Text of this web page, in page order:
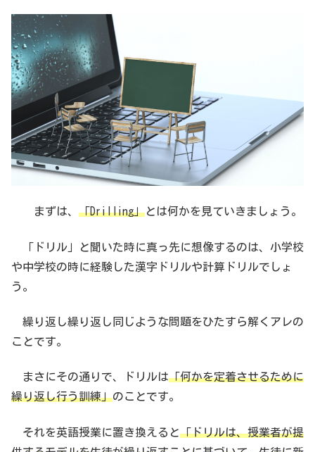
まずは、 「Drilling」とは何かを見ていきましょう。
「ドリル」と聞いた時に真っ先に想像するのは、小学校
や中学校の時に経験した漢字ドリルや計算ドリルでしょ
う。
繰り返し繰り返し同じような問題をひたすら解くアレの
ことです。
まさにその通りで、ドリルは「何かを定着させるために
繰り返し行う訓練」のことです。
それを英語授業に置き換えると「ドリルは、授業者が提